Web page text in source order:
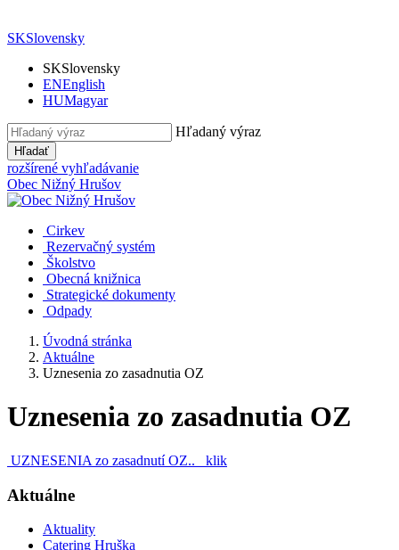
SKSlovensky
SKSlovensky
ENEnglish
HUMagyar
Hľadaný výraz
Hľadať
rozšírené vyhľadávanie
Obec Nižný Hrušov
Cirkev
Rezervačný systém
Školstvo
Obecná knižnica
Strategické dokumenty
Odpady
Úvodná stránka
Aktuálne
Uznesenia zo zasadnutia OZ
Uznesenia zo zasadnutia OZ
UZNESENIA zo zasadnutí OZ.. klik
Aktuálne
Aktuality
Catering Hruška